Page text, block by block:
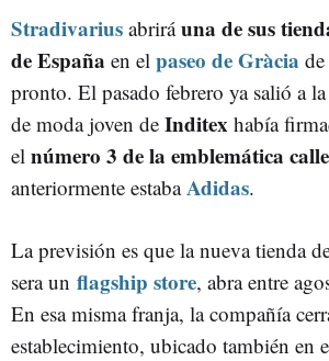
Stradivarius abriráuna de sus
de España en el paseo de Gràcia de
pronto. El pasado febrero ya salió a
de moda joven de Inditex había
el número 3 de la emblemática calle
anteriormente estabaAdidas.
La previsión es que la nueva tienda
sera un flagship store, abra entre
En esa misma franja, la compañía
establecimiento, ubicado también en